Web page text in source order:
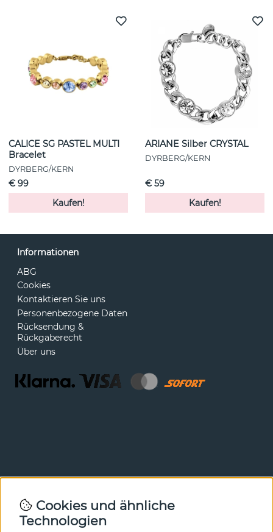
CALICE SG PASTEL MULTI
Bracelet
DYRBERG/KERN
€ 99
Kaufen!
ARIANE Silber CRYSTAL
DYRBERG/KERN
€ 59
Kaufen!
Informationen
ABG
Cookies
Kontaktieren Sie uns
Personenbezogene Daten
Rücksendung &
Rückgaberecht
Über uns
Newsletter
In unserem Newsletter erfahren Sie vor allen anderen
Cookies und ähnliche
Technologien